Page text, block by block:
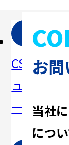
CSRニ
ュース
一覧
お
当社
につ